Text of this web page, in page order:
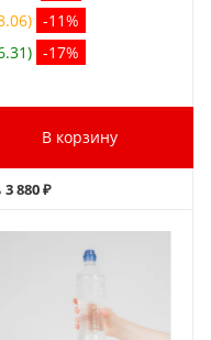
-11%
-17%
В корзину
3 880 ₽